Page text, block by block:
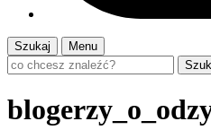
Szukaj
Menu